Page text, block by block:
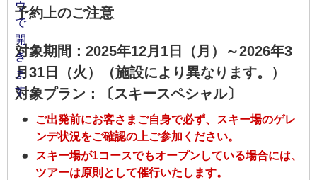
予約上のご注意
対象期間：2025年12月1日（月）～2026年3
月31日（火）（施設により異なります。）
対象プラン：〔スキースペシャル〕
ご出発前にお客さまご自身で必ず、スキー場のゲレ
ンデ状況をご確認の上ご参加ください。
スキー場が1コースでもオープンしている場合には、
ツアーは原則として催行いたします。